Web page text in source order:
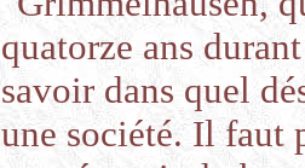
quatorze ans
savoir dans quel
une société. Il faut